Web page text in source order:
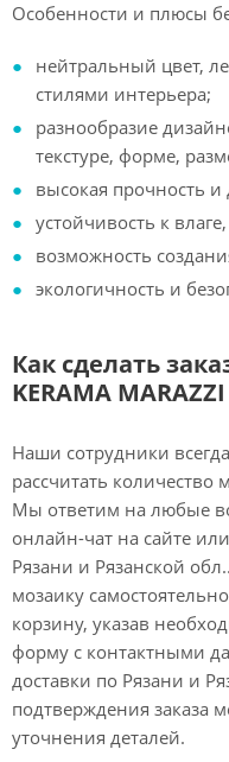
Особенности и плюсы
нейтральный цвет,
стилями интерьера;
разнообразие
текстуре, форме,
высокая прочность и
устойчивость к
возможность
экологичность и
Как сделать
KERAMA MARAZZI
Наши сотрудники
рассчитать количество
Мы ответим на любые
онлайн-чат на сайте
Рязани и Рязанской
мозаику
корзину, указав
форму с контактными
доставки по Рязани и
подтверждения заказа
уточнения деталей.